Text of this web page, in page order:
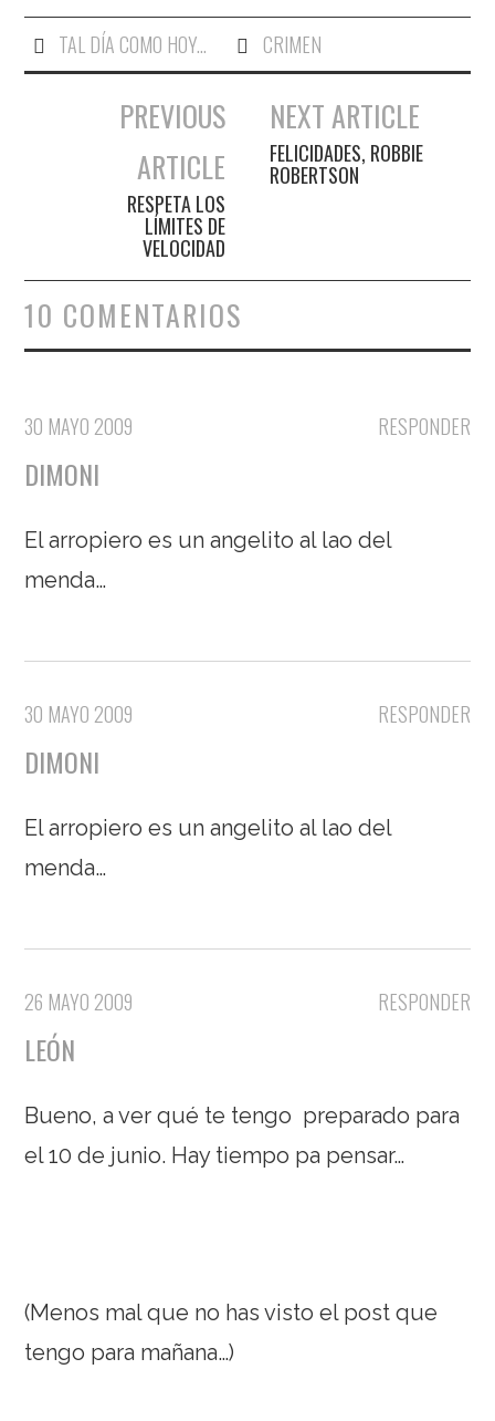
TAL DÍA COMO HOY... CRIMEN
Navegación de entradas
PREVIOUS
ARTICLE
RESPETA LOS
LÍMITES DE
VELOCIDAD
NEXT ARTICLE
FELICIDADES, ROBBIE
ROBERTSON
10 COMENTARIOS
RESPONDER
30 MAYO 2009
DIMONI
El arropiero es un angelito al lao del
menda…
RESPONDER
30 MAYO 2009
DIMONI
El arropiero es un angelito al lao del
menda…
RESPONDER
26 MAYO 2009
LEÓN
Bueno, a ver qué te tengo preparado para
el 10 de junio. Hay tiempo pa pensar…
(Menos mal que no has visto el post que
tengo para mañana…)